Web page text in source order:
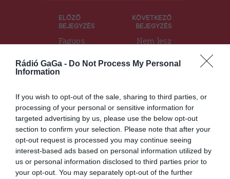
Rádió GaGa - Do Not Process My Personal
Information
If you wish to opt-out of the sale, sharing to third parties, or
processing of your personal or sensitive information for
targeted advertising by us, please use the below opt-out
section to confirm your selection. Please note that after your
opt-out request is processed you may continue seeing
interest-based ads based on personal information utilized by
us or personal information disclosed to third parties prior to
your opt-out. You may separately opt-out of the further
Bejegyzés
navigáció
ELŐZŐ
BEJEGYZÉS
Fagyos
figyelmeztet
nek a
KÖVETKEZŐ
BEJEGYZÉS
Nem lesz
betonkeresz
Ez is érdekelheti